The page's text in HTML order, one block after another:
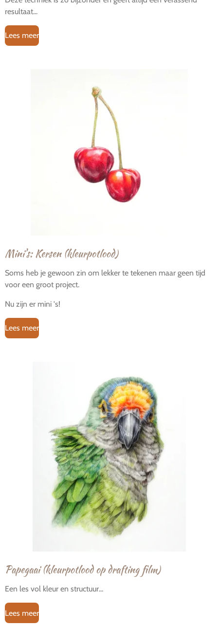
resultaat...
Lees meer
Mini's: Kersen (kleurpotlood)
Soms heb je gewoon zin om lekker te tekenen maar geen tijd
voor een groot project.
Nu zijn er mini 's!
Lees meer
Papegaai (kleurpotlood op drafting film)
Een les vol kleur en structuur...
Lees meer